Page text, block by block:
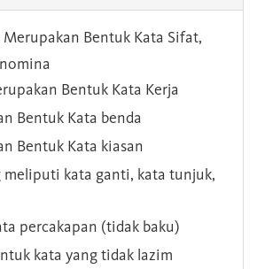
Merupakan Bentuk Kata Sifat,
Bentuk Kata Kerja
Bentuk Kata benda
Bentuk Kata kiasan
meliputi kata ganti, kata tunjuk,
percakapan (tidak baku)
kata yang tidak lazim